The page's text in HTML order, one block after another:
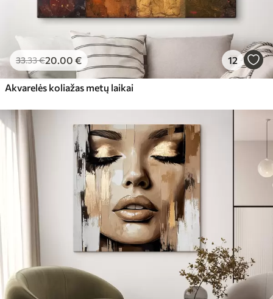
33.33€20.00 € 12
Akvarelės koliažas metų laikai